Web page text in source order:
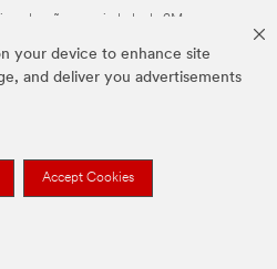
your device to enhance site
and deliver you advertisements
Accept Cookies
são propriedade da 3M.